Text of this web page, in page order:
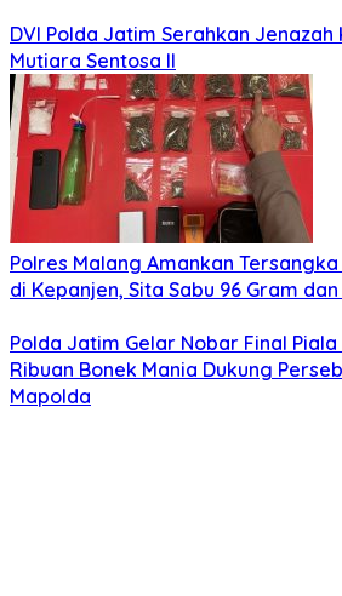
DVI Polda Jatim Serahkan Jenazah
Mutiara Sentosa II
Polres Malang Amankan
di Kepanjen, Sita Sabu 96 Gram dan
Polda Jatim Gelar Nobar Final Piala
Ribuan Bonek Mania Dukung
Mapolda